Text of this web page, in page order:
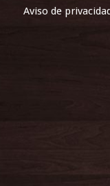
Aviso de privacidad